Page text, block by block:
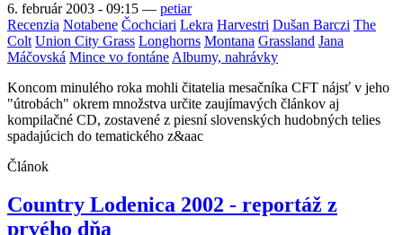
6. február 2003 - 09:15 — petiar
Recenzia Notabene Čochciari Lekra Harvestri Dušan Barczi The
Colt Union City Grass Longhorns Montana Grassland Jana
Máčovská Mince vo fontáne Albumy, nahrávky
Koncom minulého roka mohli čitatelia mesačníka CFT nájsť v jeho
"útrobách" okrem množstva určite zaujímavých článkov aj
kompilačné CD, zostavené z piesní slovenských hudobných telies
spadajúcich do tematického z&aac
Článok
Country Lodenica 2002 - reportáž z
prvého dňa